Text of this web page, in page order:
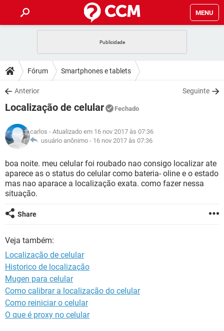
MENU
CELULAR FACEBOOK
OUTLOOK
INSTAGRAM GMAIL
GUIA DE COMPRAS
DICAS
JOGOS WHATSAPP
INSTAGRAM GMAIL
GUIA DE COMPRAS
DOWNLOADS
JOGOS WHATSAPP
CELULAR
OUTLOOK EXCEL
INSTAGRAM GMAIL
GUIA DE COMPRAS
JOGOS WHATSAPP
CELULAR
OUTLOOK EXCEL
INSTAGRAM GMAIL
GLOSSÁRIO
WHATSAPP
CELULAR FACEBOOK
OUTLOOK
INSTAGRAM
Fórum Smartphones e tablets
Anterior Seguinte
Localização de celular Fechado
carlos - Atualizado em 16 nov 2017 às 07:36
usuário anônimo - 16 nov 2017 às 07:36
boa noite. meu celular foi roubado nao consigo localizar ate
aparece as o status do celular como bateria- oline e o estado
mas nao aparace a localização exata. como fazer nessa
situação.
Share
Veja também:
Localização de celular
Historico de localização
Mugen para celular
Como calibrar a localização do celular
Como reiniciar o celular
O que é proxy no celular